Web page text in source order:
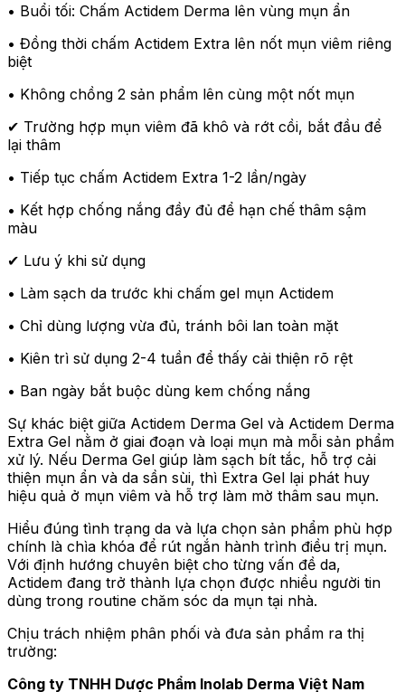
• Buổi tối: Chấm Actidem Derma lên vùng mụn ẩn
• Đồng thời chấm Actidem Extra lên nốt mụn viêm riêng
biệt
• Không chồng 2 sản phẩm lên cùng một nốt mụn
✔ Trường hợp mụn viêm đã khô và rớt cồi, bắt đầu để
lại thâm
• Tiếp tục chấm Actidem Extra 1-2 lần/ngày
• Kết hợp chống nắng đầy đủ để hạn chế thâm sậm
màu
✔ Lưu ý khi sử dụng
• Làm sạch da trước khi chấm gel mụn Actidem
• Chỉ dùng lượng vừa đủ, tránh bôi lan toàn mặt
• Kiên trì sử dụng 2-4 tuần để thấy cải thiện rõ rệt
• Ban ngày bắt buộc dùng kem chống nắng
Sự khác biệt giữa Actidem Derma Gel và Actidem Derma
Extra Gel nằm ở giai đoạn và loại mụn mà mỗi sản phẩm
xử lý. Nếu Derma Gel giúp làm sạch bít tắc, hỗ trợ cải
thiện mụn ẩn và da sần sùi, thì Extra Gel lại phát huy
hiệu quả ở mụn viêm và hỗ trợ làm mờ thâm sau mụn.
Hiểu đúng tình trạng da và lựa chọn sản phẩm phù hợp
chính là chìa khóa để rút ngắn hành trình điều trị mụn.
Với định hướng chuyên biệt cho từng vấn đề da,
Actidem đang trở thành lựa chọn được nhiều người tin
dùng trong routine chăm sóc da mụn tại nhà.
Chịu trách nhiệm phân phối và đưa sản phẩm ra thị
trường:
Công ty TNHH Dược Phẩm Inolab Derma Việt Nam